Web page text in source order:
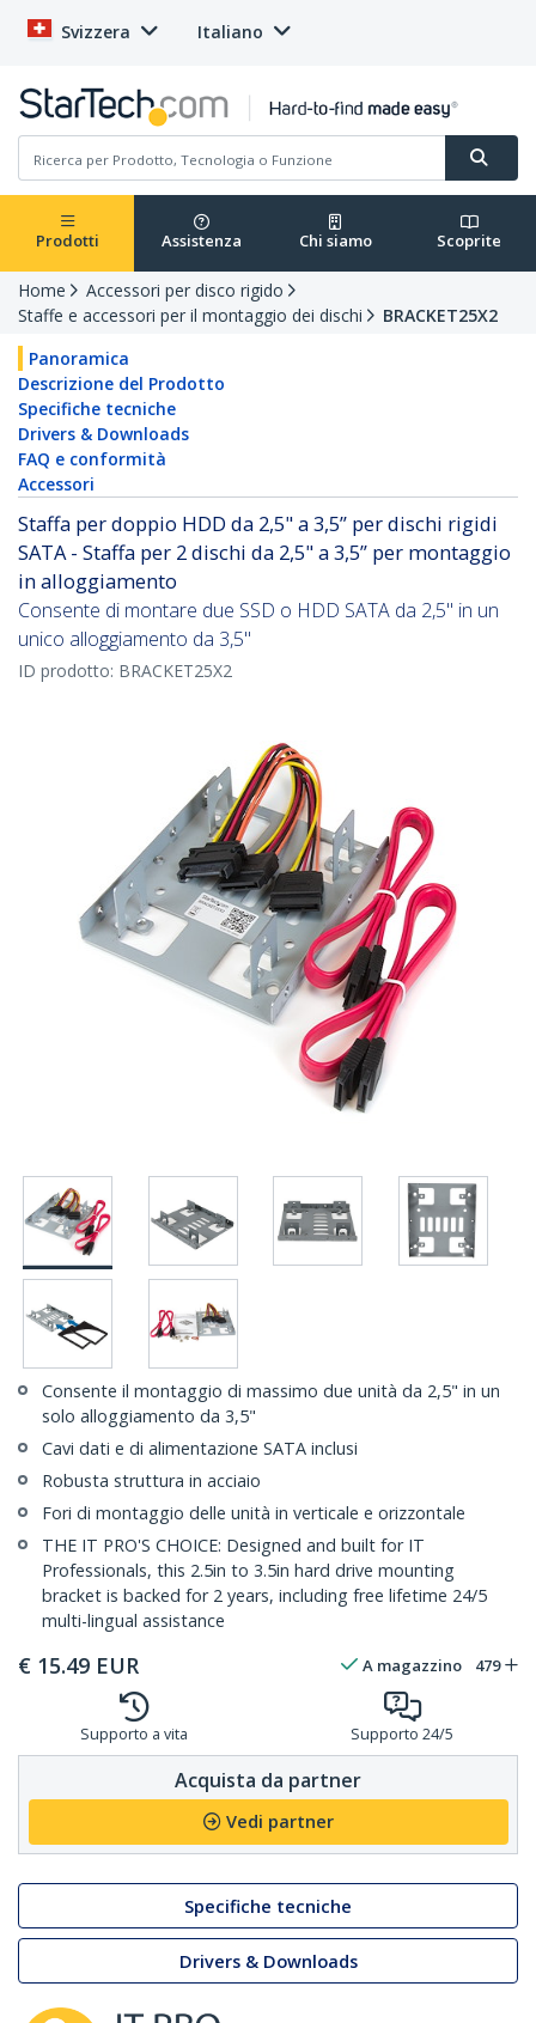
Svizzera Italiano
Prodotti Assistenza Chi siamo Scoprite
Home
Accessori per disco rigido
Staffe e accessori per il montaggio dei dischi
BRACKET25X2
Panoramica
Descrizione del Prodotto
Specifiche tecniche
Drivers & Downloads
FAQ e conformità
Accessori
Staffa per doppio HDD da 2,5" a 3,5” per dischi rigidi
SATA - Staffa per 2 dischi da 2,5" a 3,5” per montaggio
in alloggiamento
Consente di montare due SSD o HDD SATA da 2,5" in un
unico alloggiamento da 3,5"
ID prodotto: BRACKET25X2
Consente il montaggio di massimo due unità da 2,5" in un
solo alloggiamento da 3,5"
Cavi dati e di alimentazione SATA inclusi
Robusta struttura in acciaio
Fori di montaggio delle unità in verticale e orizzontale
THE IT PRO'S CHOICE: Designed and built for IT
Professionals, this 2.5in to 3.5in hard drive mounting
bracket is backed for 2 years, including free lifetime 24/5
multi-lingual assistance
€ 15.49 EUR A magazzino 479
Supporto a vita Supporto 24/5
Acquista da partner
Vedi partner
Specifiche tecniche
Drivers & Downloads